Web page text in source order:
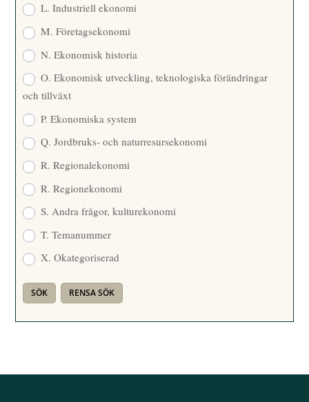
L. Industriell ekonomi
M. Företagsekonomi
N. Ekonomisk historia
O. Ekonomisk utveckling, teknologiska förändringar
och tillväxt
P. Ekonomiska system
Q. Jordbruks- och naturresursekonomi
R. Regionalekonomi
R. Regionekonomi
S. Andra frågor, kulturekonomi
T. Temanummer
X. Okategoriserad